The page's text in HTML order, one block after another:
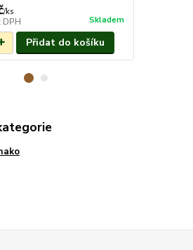
/ks
DPH Skladem
Přidat do košíku